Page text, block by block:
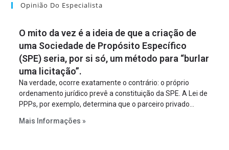
Opinião Do Especialista
O mito da vez é a ideia de que a criação de
uma Sociedade de Propósito Específico
(SPE) seria, por si só, um método para “burlar
uma licitação”.
Na verdade, ocorre exatamente o contrário: o próprio
ordenamento jurídico prevê a constituição da SPE. A Lei de
PPPs, por exemplo, determina que o parceiro privado
empreendimento. Ou seja, a suposta “fraude à licitação” é
Mais Informações »